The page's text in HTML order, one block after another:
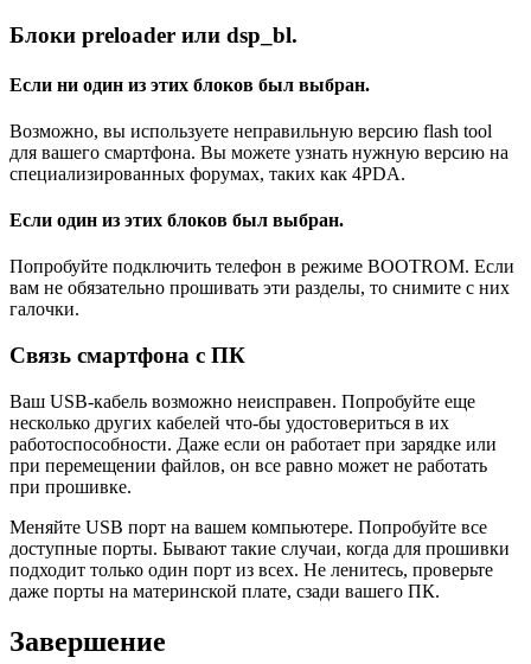
Блоки preloader или dsp_bl.
Если ни один из этих блоков был выбран.
Возможно, вы используете неправильную версию flash tool
для вашего смартфона. Вы можете узнать нужную версию на
специализированных форумах, таких как 4PDA.
Если один из этих блоков был выбран.
Попробуйте подключить телефон в режиме BOOTROM. Если
вам не обязательно прошивать эти разделы, то снимите с них
галочки.
Связь смартфона с ПК
Ваш USB-кабель возможно неисправен. Попробуйте еще
несколько других кабелей что-бы удостовериться в их
работоспособности. Даже если он работает при зарядке или
при перемещении файлов, он все равно может не работать
при прошивке.
Меняйте USB порт на вашем компьютере. Попробуйте все
доступные порты. Бывают такие случаи, когда для прошивки
подходит только один порт из всех. Не ленитесь, проверьте
даже порты на материнской плате, сзади вашего ПК.
Завершение